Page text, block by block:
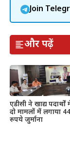
Join
और पढ़ें
एडीसी ने खाद्य
दो मामलों में लगाया
रुपये जुर्माना